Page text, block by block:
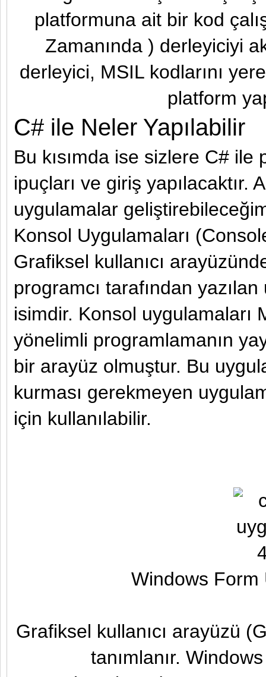
platformuna ait bir kod
Zamanında ) derleyiciyi
derleyici, MSIL kodlarını
platform
C# ile Neler Yapılabilir
Bu kısımda ise sizlere C#
ipuçları ve giriş yapılacaktır.
uygulamalar
Konsol Uygulamaları
Grafiksel kullanıcı
programcı tarafından
isimdir. Konsol uygulamaları
yönelimli programlamanın
bir arayüz olmuştur. Bu
kurması gerekmeyen
için kullanılabilir.
Windows Form
Grafiksel kullanıcı arayüzü
tanımlanır.